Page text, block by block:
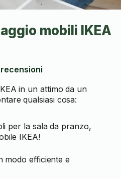
mobili IKEA
in un attimo da un
qualsiasi cosa:
per la sala da pranzo,
IKEA!
modo efficiente e